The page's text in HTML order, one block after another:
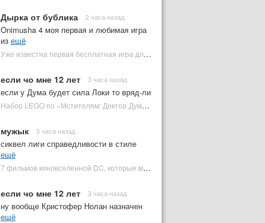
Дырка от бублика 2 часа назад
Onimusha 4 моя первая и любимая игра
из ещё
Уже известна первая бесплатная игра для PS Plus Premium за август 2026 | Plugged In Ru
если чо мне 12 лет 3 часа назад
если у Дума будет сила Локи то вряд-ли
Набор LEGO по «Мстителям: Доктор Дум» раскрыл костюм Часового | Plugged In Ru
мужык 3 часа назад
сиквел лиги справедливости в стиле
ещё
7 фильмов киновселенной DC, которые может снять Зак Снайдер | Plugged In Ru
если чо мне 12 лет 3 часа назад
ну вообще Кристофер Нолан назначен
ещё